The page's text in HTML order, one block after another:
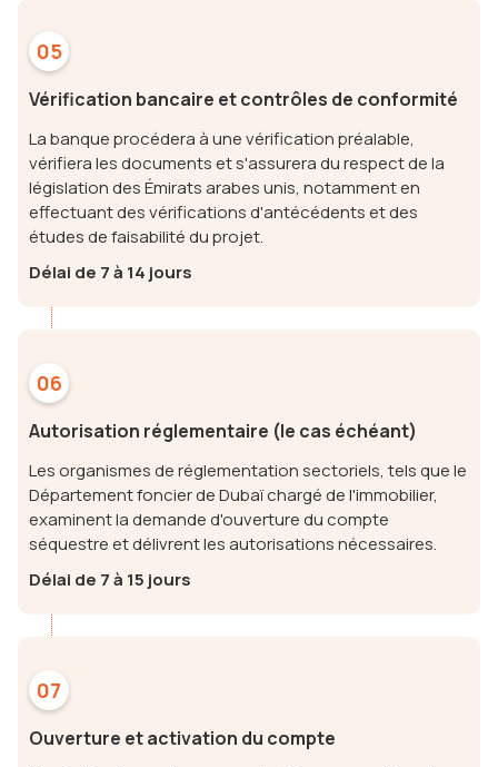
05
Vérification bancaire et contrôles de conformité
La banque procédera à une vérification préalable,
vérifiera les documents et s'assurera du respect de la
législation des Émirats arabes unis, notamment en
effectuant des vérifications d'antécédents et des
études de faisabilité du projet.
Délai de 7 à 14 jours
06
Autorisation réglementaire (le cas échéant)
Les organismes de réglementation sectoriels, tels que le
Département foncier de Dubaï chargé de l'immobilier,
examinent la demande d'ouverture du compte
séquestre et délivrent les autorisations nécessaires.
Délai de 7 à 15 jours
07
Ouverture et activation du compte